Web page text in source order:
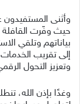
وأثنى المستفيدون
حيث وفّرت
بياناتهم وتلقي
إلى تقريب
وتعزيز التحول
وغدًا بإذن الله،